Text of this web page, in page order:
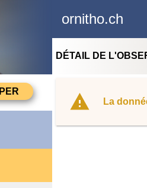
ornitho.ch
DÉTAIL DE
La